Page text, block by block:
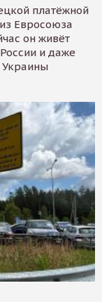
платёжной
Евросоюза
он живёт
и даже
Украины